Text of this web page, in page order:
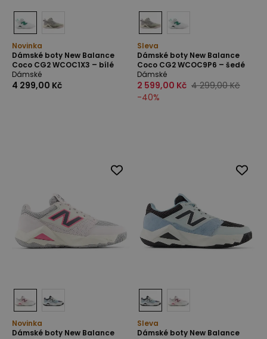
Novinka
Dámské boty New Balance
Coco CG2 WCOC1X3 – bílé
Dámské
4 299,00 Kč
Sleva
Dámské boty New Balance
Coco CG2 WCOC9P6 – šedé
Dámské
2 599,00 Kč 4 299,00 Kč
-40%
Novinka
Dámské boty New Balance
Sleva
Dámské boty New Balance